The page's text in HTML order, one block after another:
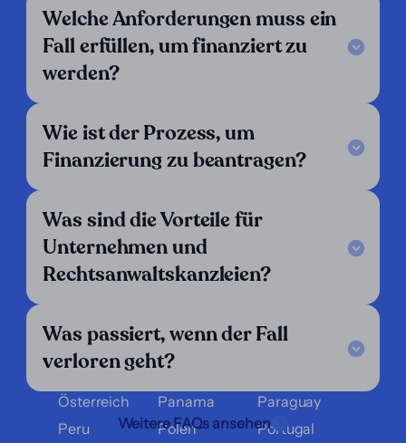
Welche Anforderungen muss ein
Fall erfüllen, um finanziert zu
werden?
Wie ist der Prozess, um
Finanzierung zu beantragen?
Was sind die Vorteile für
Unternehmen und
Rechtsanwaltskanzleien?
Was passiert, wenn der Fall
verloren geht?
Weitere FAQs ansehen
FAQ
Unsere Kriterien
Kontaktieren Sie uns
Wir sind tätig in:
Brasilien
Chile
Dänemark
Deutschland
El Salvador
England
Finnland
Kroatien
Luxemburg
Nicaragua
Niederlande
Österreich
Panama
Paraguay
Peru
Polen Portugal